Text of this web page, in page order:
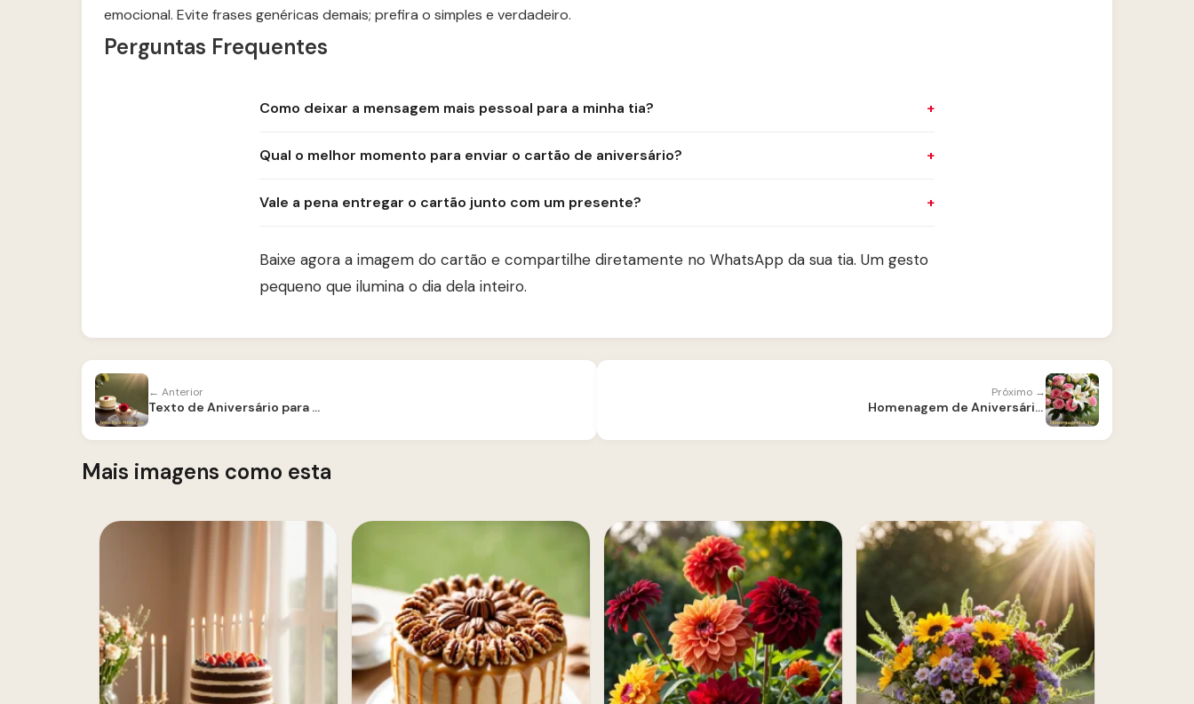
emocional. Evite frases genéricas demais; prefira o simples e verdadeiro.
Perguntas Frequentes
Como deixar a mensagem mais pessoal para a minha tia?
Qual o melhor momento para enviar o cartão de aniversário?
Vale a pena entregar o cartão junto com um presente?
Baixe agora a imagem do cartão e compartilhe diretamente no WhatsApp da sua tia. Um gesto
pequeno que ilumina o dia dela inteiro.
← Anterior
Texto de Aniversário para Tia
Próximo →
Homenagem de Aniversário para Tia
Mais imagens como esta